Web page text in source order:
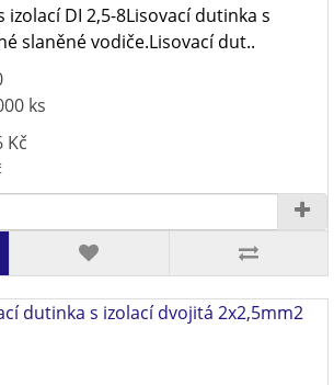
izolací DI 2,5-8Lisovací dutinka s
slaněné vodiče.Lisovací dut..
ks
Kč
dutinka s izolací dvojitá 2x2,5mm2